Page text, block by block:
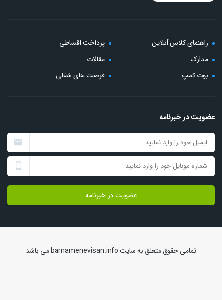
راهنمای کلاس آنلاین
پرداخت اقساطی
مدارک
مقالات
بوت کمپ
فرصت های شغلی
عضویت در خبرنامه
عضویت در خبرنامه
تمامی حقوق متعلق به سایتbarnamenevisan.infoمی باشد